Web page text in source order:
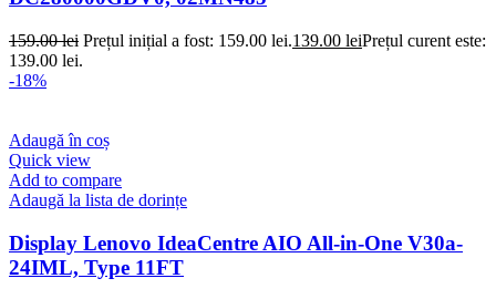
159.00lei Prețul inițial a fost: 159.00 lei.139.00 leiPrețul curent este:
139.00 lei.
-18%
Adaugă în coș
Quick view
Add to compare
Adaugă la lista de dorințe
Display Lenovo IdeaCentre AIO All-in-One V30a-
24IML, Type 11FT